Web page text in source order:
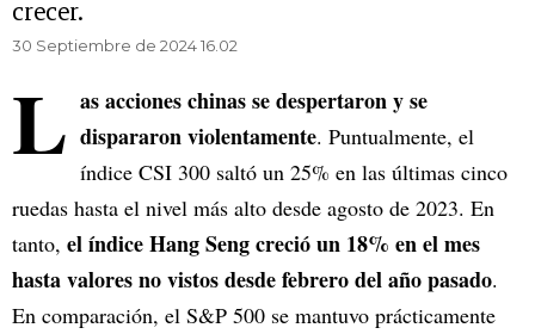
crecer.
30 Septiembre de 2024 16.02
L as acciones chinas se despertaron y se
dispararon violentamente. Puntualmente, el
índice CSI 300 saltó un 25% en las últimas cinco
ruedas hasta el nivel más alto desde agosto de 2023. En
tanto, el índice Hang Seng creció un 18% en el mes
hasta valores no vistos desde febrero del año pasado.
En comparación, el S&P 500 se mantuvo prácticamente